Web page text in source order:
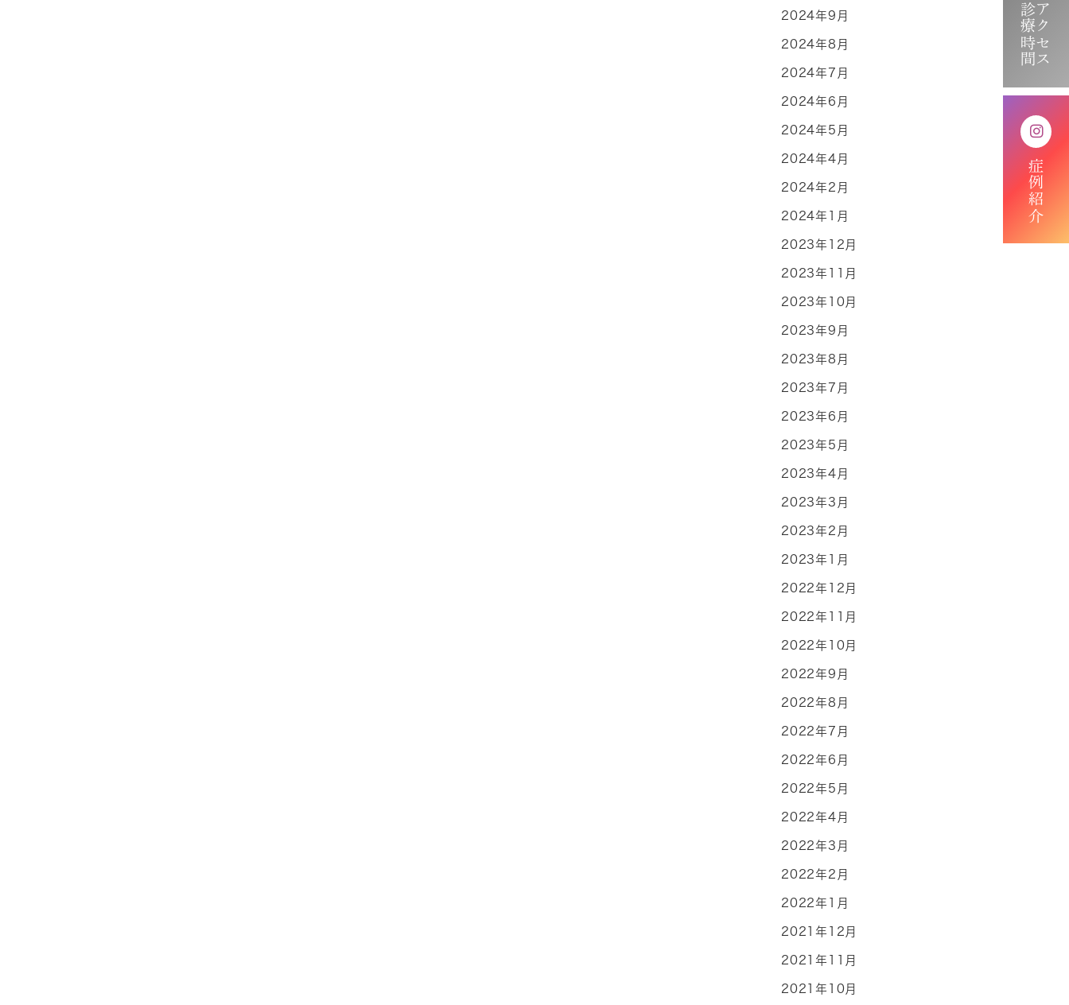
アクセス
診療時間
症例紹介
2024年9月
2024年8月
2024年7月
2024年6月
2024年5月
2024年4月
2024年2月
2024年1月
2023年12月
2023年11月
2023年10月
2023年9月
2023年8月
2023年7月
2023年6月
2023年5月
2023年4月
2023年3月
2023年2月
2023年1月
2022年12月
2022年11月
2022年10月
2022年9月
2022年8月
2022年7月
2022年6月
2022年5月
2022年4月
2022年3月
2022年2月
2022年1月
2021年12月
2021年11月
2021年10月